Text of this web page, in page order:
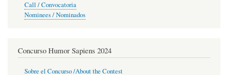
Call / Convocatoria
Nominees / Nominados
Concurso Humor Sapiens 2024
Sobre el Concurso /About the Contest